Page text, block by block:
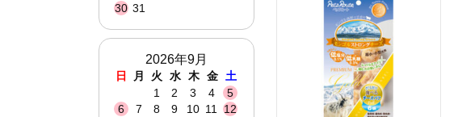
30 31
2026年9月
日 月 火 水 木 金
土
1
2 3 4
5
6
7 8 9 10 11
12